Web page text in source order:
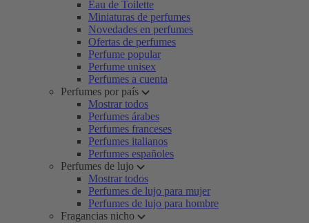
Eau de Toilette
Miniaturas de perfumes
Novedades en perfumes
Ofertas de perfumes
Perfume popular
Perfume unisex
Perfumes a cuenta
Perfumes por país
Mostrar todos
Perfumes árabes
Perfumes franceses
Perfumes italianos
Perfumes españoles
Perfumes de lujo
Mostrar todos
Perfumes de lujo para mujer
Perfumes de lujo para hombre
Fragancias nicho